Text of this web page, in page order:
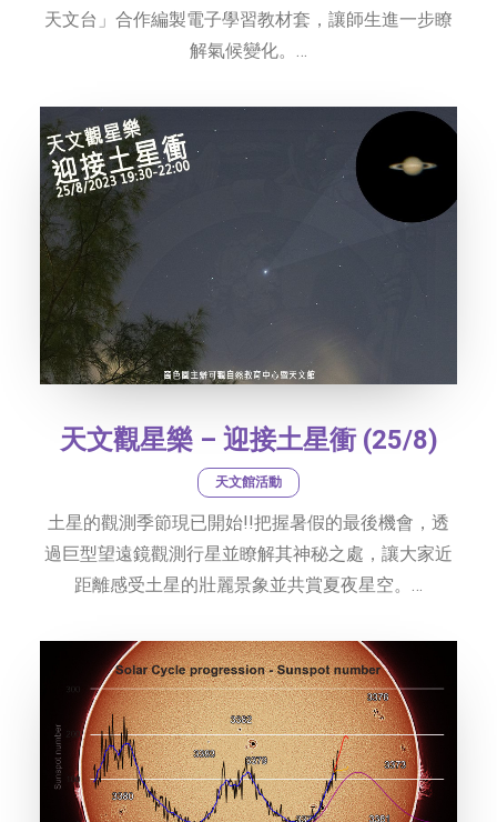
天文台」合作編製電子學習教材套，讓師生進一步瞭
解氣候變化。…
天文觀星樂 – 迎接土星衝 (25/8)
天文館活動
土星的觀測季節現已開始!!把握暑假的最後機會，透
過巨型望遠鏡觀測行星並瞭解其神秘之處，讓大家近
距離感受土星的壯麗景象並共賞夏夜星空。…